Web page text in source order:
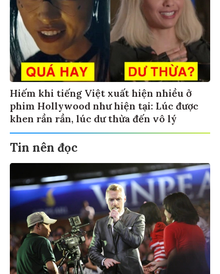
Hiếm khi tiếng Việt xuất hiện nhiều ở
phim Hollywood như hiện tại: Lúc được
khen rần rần, lúc dư thừa đến vô lý
Tin nên đọc